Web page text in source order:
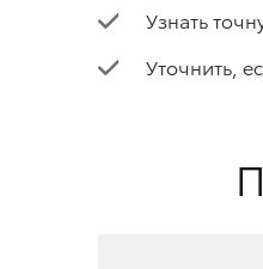
Узнать
Уточнить,